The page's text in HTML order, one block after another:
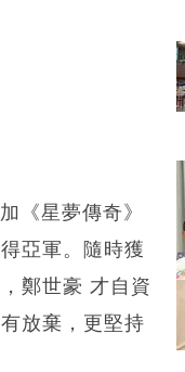
《星夢傳奇》
亞軍。隨時獲
鄭世豪 才自資
放棄，更堅持